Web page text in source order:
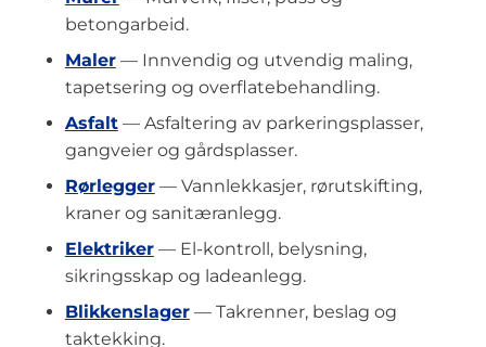
betongarbeid.
Maler— Innvendig og utvendig maling,
tapetsering og overflatebehandling.
Asfalt— Asfaltering av parkeringsplasser,
gangveier og gårdsplasser.
Rørlegger— Vannlekkasjer, rørutskifting,
kraner og sanitæranlegg.
Elektriker— El-kontroll, belysning,
sikringsskap og ladeanlegg.
Blikkenslager— Takrenner, beslag og
taktekking.